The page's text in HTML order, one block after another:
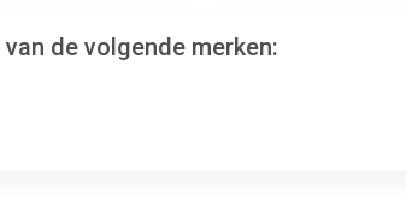
de volgende merken: